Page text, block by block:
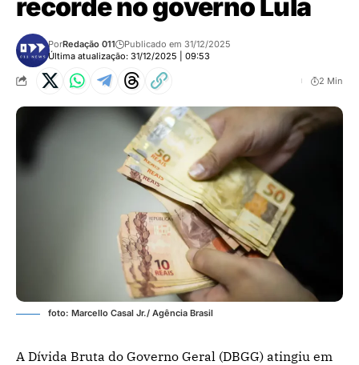
recorde no governo Lula
Última atualização: 31/12/2025 | 09:53
PorRedação 011 Publicado em 31/12/2025
2 Min
foto: Marcello Casal Jr./ Agência Brasil
A Dívida Bruta do Governo Geral (DBGG) atingiu em